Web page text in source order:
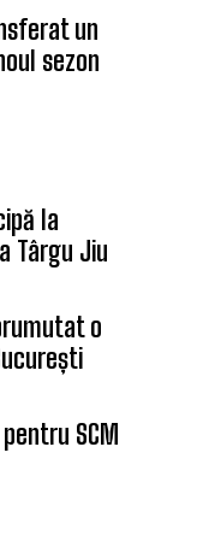
un
sezon
la
Târgu Jiu
o
SCM